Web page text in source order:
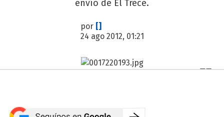
envío de El Trece.
por []
24 ago 2012, 01:21